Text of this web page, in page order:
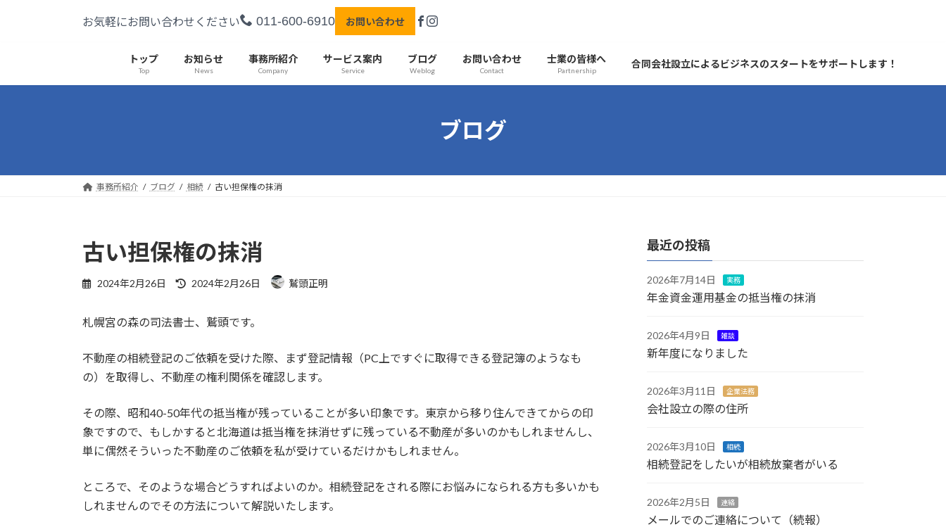
お気軽にお問い合わせください 011-600-6910 お問い合わせ
トップ
Top
お知らせ
News
事務所紹介
Company
サービス案内
Service
ブログ
Weblog
お問い合わせ
Contact
士業の皆様へ
Partnership
合同会社設立によるビジネスのスタートをサポートします！
ブログ
事務所紹介 ブログ 相続 古い担保権の抹消
古い担保権の抹消
2024年2月26日
最
新
時
:
2024年2月26日 鷲頭正明
札幌宮の森の司法書士、鷲頭です。
不動産の相続登記のご依頼を受けた際、まず登記情報（PC上ですぐに取得できる登記簿のようなも
の）を取得し、不動産の権利関係を確認します。
その際、昭和40-50年代の抵当権が残っていることが多い印象です。東京から移り住んできてからの印
象ですので、もしかすると北海道は抵当権を抹消せずに残っている不動産が多いのかもしれませんし、
単に偶然そういった不動産のご依頼を私が受けているだけかもしれません。
ところで、そのような場合どうすればよいのか。相続登記をされる際にお悩みになられる方も多いかも
しれませんのでその方法について解説いたします。
最近の投稿
2026年7月14日 実務
年金資金運用基金の抵当権の抹消
2026年4月9日 雑談
新年度になりました
2026年3月11日 企業法務
会社設立の際の住所
2026年3月10日 相続
相続登記をしたいが相続放棄者がいる
2026年2月5日 連絡
メールでのご連絡について（続報）